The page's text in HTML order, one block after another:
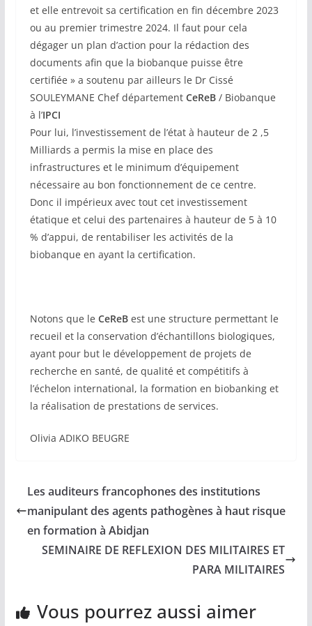
et elle entrevoit sa certification en fin décembre 2023
ou au premier trimestre 2024. Il faut pour cela
dégager un plan d’action pour la rédaction des
documents afin que la biobanque puisse être
certifiée » a soutenu par ailleurs le Dr Cissé
SOULEYMANE Chef département CeReB/ Biobanque
à l’IPCI
Pour lui, l’investissement de l’état à hauteur de 2 ,5
Milliards a permis la mise en place des
infrastructures et le minimum d’équipement
nécessaire au bon fonctionnement de ce centre.
Donc il impérieux avec tout cet investissement
étatique et celui des partenaires à hauteur de 5 à 10
% d’appui, de rentabiliser les activités de la
biobanque en ayant la certification.
Notons que le CeReBest une structure permettant le
recueil et la conservation d’échantillons biologiques,
ayant pour but le développement de projets de
recherche en santé, de qualité et compétitifs à
l’échelon international, la formation en biobanking et
la réalisation de prestations de services.
Olivia ADIKO BEUGRE
Les auditeurs francophones des institutions
manipulant des agents pathogènes à haut risque
en formation à Abidjan
SEMINAIRE DE REFLEXION DES MILITAIRES ET
PARA MILITAIRES
Vous pourrez aussi aimer